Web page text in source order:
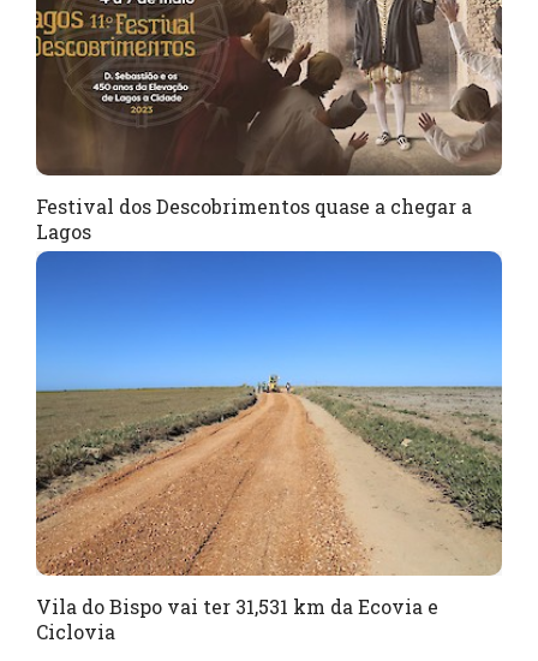
Festival dos Descobrimentos quase a chegar a
Lagos
Vila do Bispo vai ter 31,531 km da Ecovia e
Ciclovia